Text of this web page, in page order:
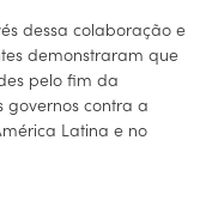
dessa colaboração e
demonstraram que
pelo fim da
governos contra a
Latina e no